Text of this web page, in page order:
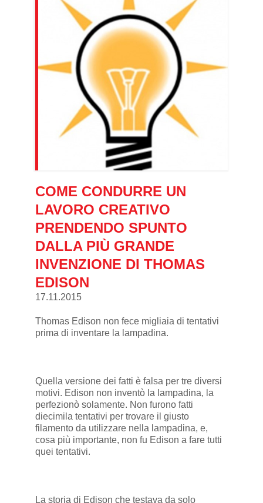
COME CONDURRE UN
LAVORO CREATIVO
PRENDENDO SPUNTO
DALLA PIÙ GRANDE
INVENZIONE DI THOMAS
EDISON
17.11.2015
Thomas Edison non fece migliaia di tentativi
prima di inventare la lampadina.
Quella versione dei fatti è falsa per tre diversi
motivi. Edison non inventò la lampadina, la
perfezionò solamente. Non furono fatti
diecimila tentativi per trovare il giusto
filamento da utilizzare nella lampadina, e,
cosa più importante, non fu Edison a fare tutti
quei tentativi.
La storia di Edison che testava da solo